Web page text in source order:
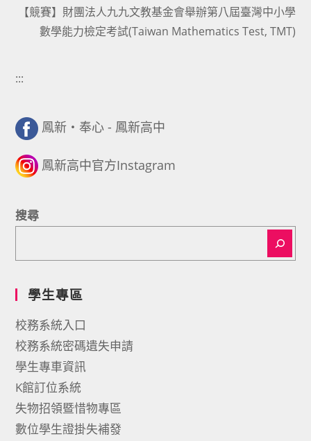
【競賽】財團法人九九文教基金會舉辦第八屆臺灣中小學
數學能力檢定考試(Taiwan Mathematics Test, TMT)
:::
鳳新・奉心 - 鳳新高中
鳳新高中官方Instagram
搜尋
學生專區
校務系統入口
校務系統密碼遺失申請
學生專車資訊
K館訂位系統
失物招領暨惜物專區
數位學生證掛失補發